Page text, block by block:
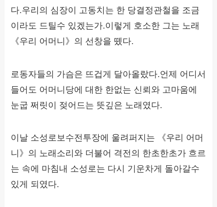
다.우리의 심장이 고동치는 한 당결정관철을 조금
이라도 드틸수 있겠는가.이렇게 호소한 그는 노래
《우리 어머니》의 선창을 뗐다.
로동자들의 가슴은 뜨겁게 달아올랐다.언제 어디서
들어도 어머니당에 대한 한없는 신뢰와 고마움에
눈굽 쩌릿이 젖어드는 뜻깊은 노래였다.
이날 소성로보수전투장에 울려퍼지는 《우리 어머
니》의 노래소리와 더불어 격전의 한초한초가 흐르
는 속에 마침내 소성로는 다시 기운차게 돌아갈수
있게 되였다.